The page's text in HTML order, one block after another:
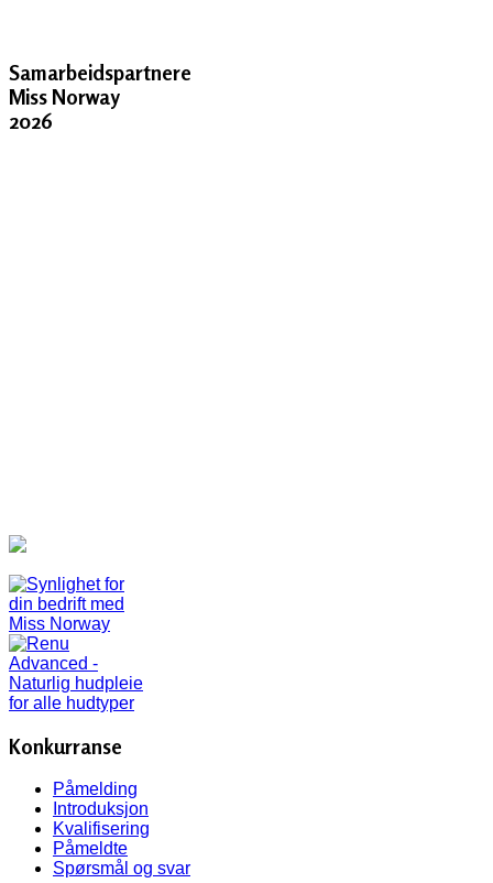
Samarbeidspartnere
Miss Norway
2026
Konkurranse
Påmelding
Introduksjon
Kvalifisering
Påmeldte
Spørsmål og svar